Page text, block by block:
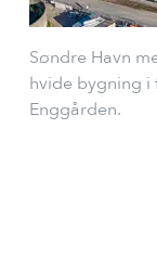
Søndre Havn
hvide bygning i
Enggården.